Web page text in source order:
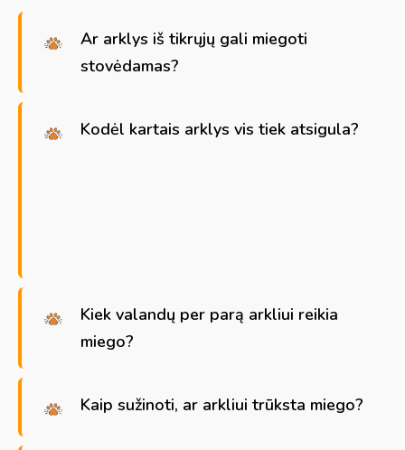
Ar arklys iš tikrųjų gali miegoti
stovėdamas?
Kodėl kartais arklys vis tiek atsigula?
Kiek valandų per parą arkliui reikia
miego?
Kaip sužinoti, ar arkliui trūksta miego?